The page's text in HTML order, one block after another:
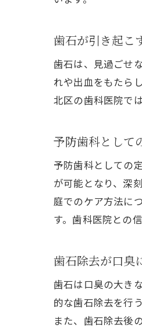
歯石が引き起こ
歯石は、見過ごせ
れや出血をもたら
北区の歯科医院で
予防歯科として
予防歯科としての
が可能となり、深
庭でのケア方法に
す。歯科医院との
歯石除去が口臭
歯石は口臭の大き
的な歯石除去を行
また、歯石除去後